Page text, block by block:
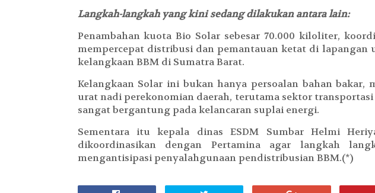
Langkah-langkah yang kini sedang dilakukan antara lain:
Penambahan kuota Bio Solar sebesar 70.000 kiloliter,
mempercepat distribusi dan pemantauan ketat di lapangan
kelangkaan BBM di Sumatra Barat.
Kelangkaan Solar ini bukan hanya persoalan bahan bakar,
urat nadi perekonomian daerah, terutama sektor
sangat bergantung pada kelancaran suplai energi.
Sementara itu kepala dinas ESDM Sumbar Helmi
dikoordinasikan dengan Pertamina agar langkah
mengantisipasi penyalahgunaan pendistribusian BBM.(*)